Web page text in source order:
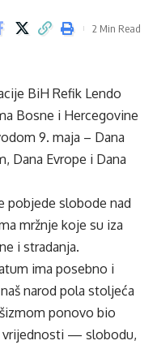
2 Min Read
BiH Refik Lendo
Bosne i Hercegovine
9. maja – Dana
Dana Evrope i Dana
pobjede slobode nad
mržnje koje su iza
i stradanja.
ima posebno i
narod pola stoljeća
ponovo bio
vrijednosti — slobodu,